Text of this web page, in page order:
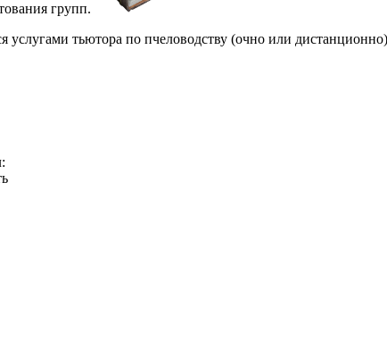
групп.
услугами тьютора по пчеловодству (очно или